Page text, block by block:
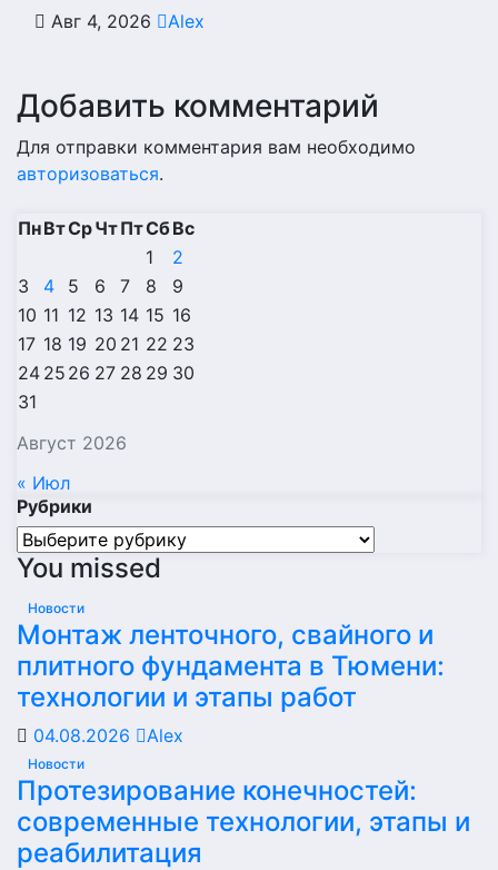
Авг 4, 2026 Alex
Добавить комментарий
Для отправки комментария вам необходимо
авторизоваться.
Август 2026
ПнВтСрЧтПтСбВс
1
2
3
4 5 6 7 8
9
10 11 12 13 14 15 16
17 18 19 20 21 22 23
24 25 26 27 28 29 30
31
« Июл
Рубрики
Рубрики
You missed
Новости
Монтаж ленточного, свайного и
плитного фундамента в Тюмени:
технологии и этапы работ
04.08.2026 Alex
Новости
Протезирование конечностей:
современные технологии, этапы и
реабилитация